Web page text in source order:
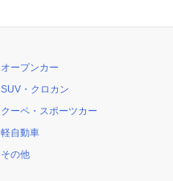
オープンカー
SUV・クロカン
クーペ・スポーツカー
軽自動車
その他